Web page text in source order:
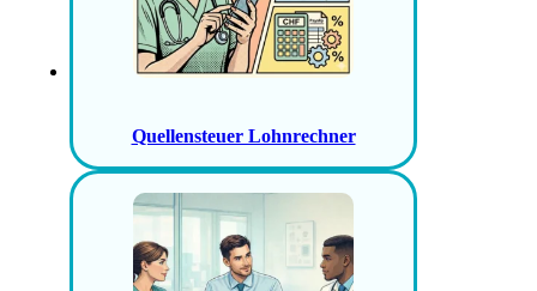
Quellensteuer Lohnrechner